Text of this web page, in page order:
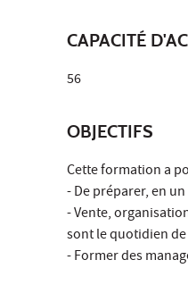
CAPACITÉ
56
OBJECTIFS
Cette formation a
- De préparer, en
- Vente,
sont le quotidien
- Former des